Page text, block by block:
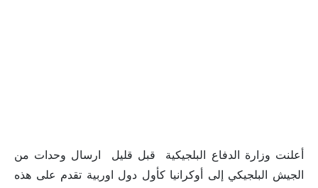
أعلنت وزارة الدفاع البلجيكية قبل قليل ارسال وحدات من
الجيش البلجيكي إلى أوكرانيا كأول دول اوربية تقدم على هذه